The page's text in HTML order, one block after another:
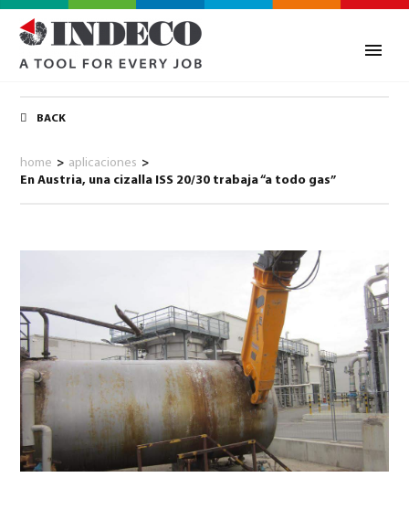
BACK
home > aplicaciones >
En Austria, una cizalla ISS 20/30 trabaja “a todo gas”